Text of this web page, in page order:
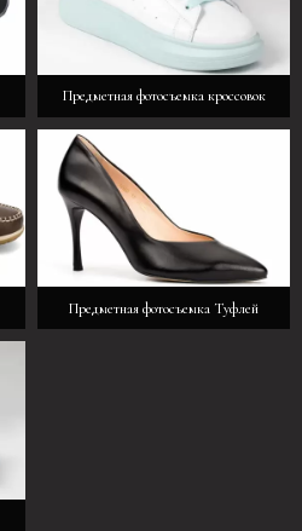
Предметная фотосъемка кроссовок
Предметная фотосъемка Туфлей